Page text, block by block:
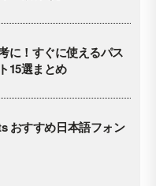
に！すぐに使えるパス
15選まとめ
おすすめ日本語フォン